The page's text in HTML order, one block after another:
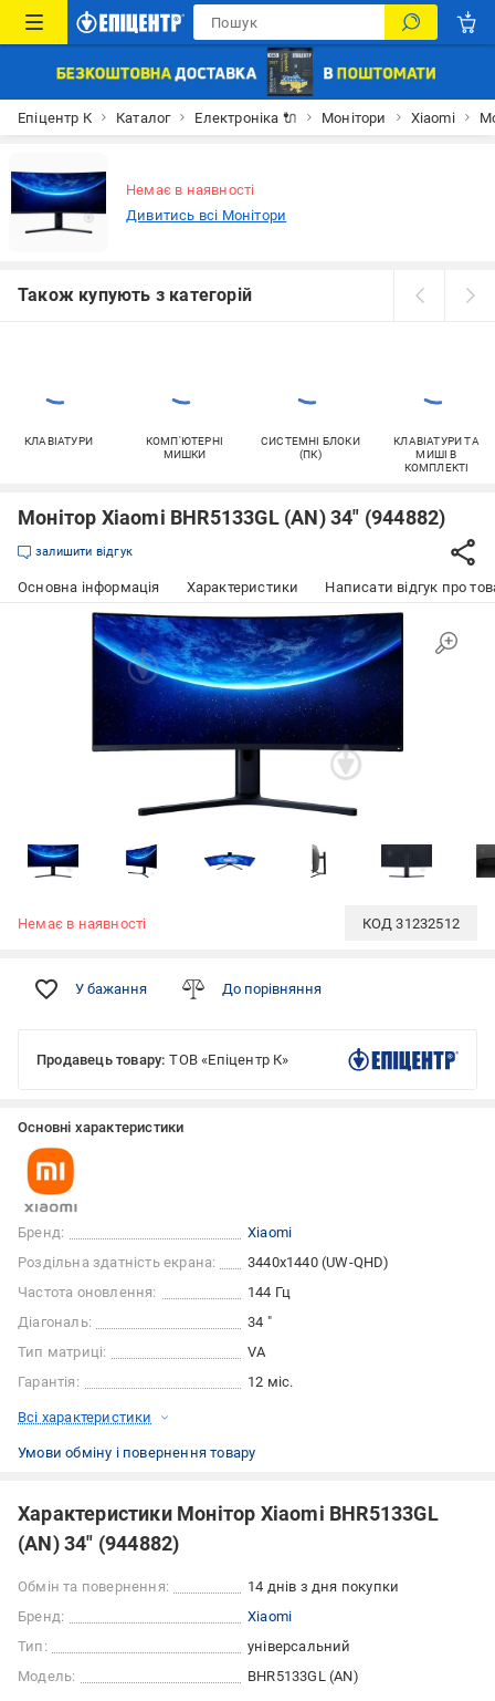
Епіцентр К Каталог Електроніка 🔌 Монітори Xiaomi
Немає в наявності
Дивитись всі Монітори
Також купують з категорій
КЛАВІАТУРИ
КОМП'ЮТЕРНІ
МИШКИ
СИСТЕМНІ БЛОКИ
(ПК)
КЛАВІАТУРИ ТА
МИШІ В
КОМПЛЕКТІ
Монітор Xiaomi BHR5133GL (AN) 34" (944882)
залишити відгук
Основна інформація Характеристики Написати відгук про
Немає в наявності КОД31232512
У бажання До порівняння
Продавець товару: ТОВ «Епіцентр К»
Основні характеристики
Бренд:
Xiaomi
Роздільна здатність екрана:
3440x1440 (UW-QHD)
Частота оновлення:
144 Гц
Діагональ:
34 "
Тип матриці:
VA
Гарантія:
12 міс.
Всі характеристики
Умови обміну і повернення товару
Характеристики Монітор Xiaomi BHR5133GL
(AN) 34" (944882)
Обмін та повернення:
14 днів з дня покупки
Бренд:
Xiaomi
Тип:
універсальний
Модель:
BHR5133GL (AN)